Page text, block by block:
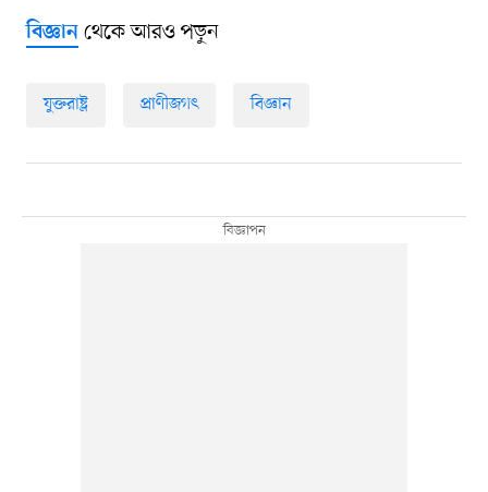
বিজ্ঞানথেকে আরও পড়ুন
যুক্তরাষ্ট্র প্রাণীজগৎ বিজ্ঞান